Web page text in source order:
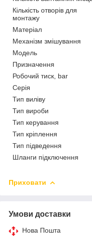
Кількість отворів для
монтажу
Матеріал
Механізм змішування
Модель
Призначення
Робочий тиск, bar
Серія
Тип виліву
Тип вироби
Тип керування
Тип кріплення
Тип підведення
Шланги підключення
Приховати
Умови доставки
Нова Пошта